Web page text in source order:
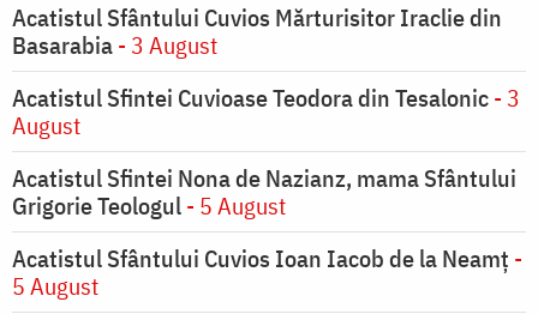
Acatistul Sfântului Cuvios Mărturisitor Iraclie din
Basarabia- 3 August
Acatistul Sfintei Cuvioase Teodora din Tesalonic- 3
August
Acatistul Sfintei Nona de Nazianz, mama Sfântului
Grigorie Teologul- 5 August
Acatistul Sfântului Cuvios Ioan Iacob de la Neamț -
5 August